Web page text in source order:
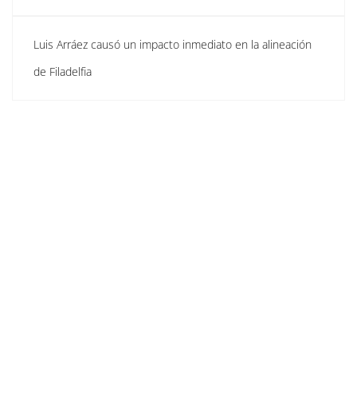
Luis Arráez causó un impacto inmediato en la alineación
de Filadelfia